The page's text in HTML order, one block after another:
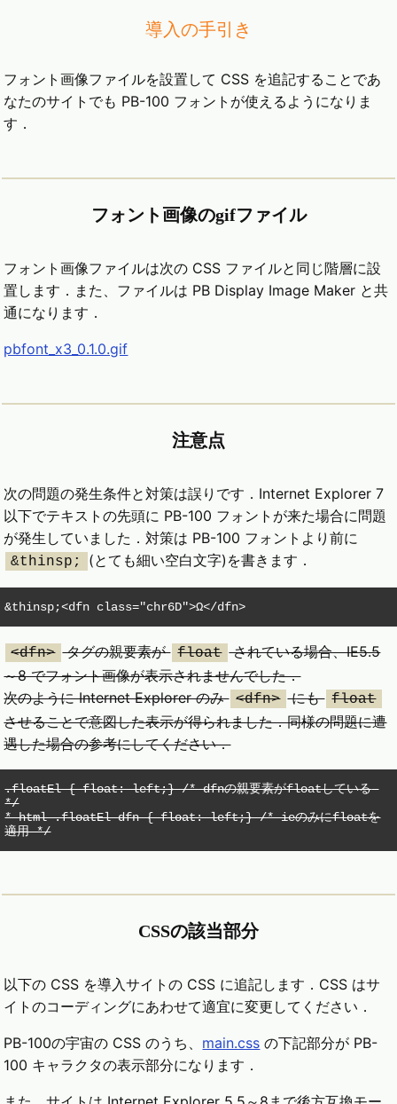
導入の手引き
フォント画像ファイルを設置して CSS を追記することであ
なたのサイトでも PB-100 フォントが使えるようになりま
す．
フォント画像のgifファイル
フォント画像ファイルは次の CSS ファイルと同じ階層に設
置します．また、ファイルは PB Display Image Maker と共
通になります．
pbfont_x3_0.1.0.gif
注意点
次の問題の発生条件と対策は誤りです．Internet Explorer 7
以下でテキストの先頭に PB-100 フォントが来た場合に問題
が発生していました．対策は PB-100 フォントより前に
&thinsp; (とても細い空白文字)を書きます．
&thinsp;<dfn class="chr6D">Ω</dfn>
<dfn> タグの親要素が float されている場合、IE5.5
～8 でフォント画像が表示されませんでした．
次のように Internet Explorer のみ <dfn> にも float
させることで意図した表示が得られました．同様の問題に遭
遇した場合の参考にしてください．
.floatEl { float: left;} /* dfnの親要素がfloatしている
*/
* html .floatEl dfn { float: left;} /* ieのみにfloatを
適用 */
CSSの該当部分
以下の CSS を導入サイトの CSS に追記します．CSS はサ
イトのコーディングにあわせて適宜に変更してください．
PB-100の宇宙の CSS のうち、 main.css の下記部分が PB-
100 キャラクタの表示部分になります．